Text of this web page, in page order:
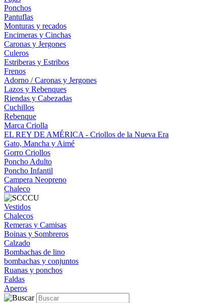
Ponchos
Pantuflas
Monturas y recados
Encimeras y Cinchas
Caronas y Jergones
Culeros
Estriberas y Estribos
Frenos
Adorno / Caronas y Jergones
Lazos y Rebenques
Riendas y Cabezadas
Cuchillos
Rebenque
Marca Criolla
EL REY DE AMÉRICA - Criollos de la Nueva Era
Gato, Mancha y Aimé
Gorro Criollos
Poncho Adulto
Poncho Infantil
Campera Neopreno
Chaleco
Vestidos
Chalecos
Remeras y Camisas
Boinas y Sombreros
Calzado
Bombachas de lino
bombachas y conjuntos
Ruanas y ponchos
Faldas
Aperos